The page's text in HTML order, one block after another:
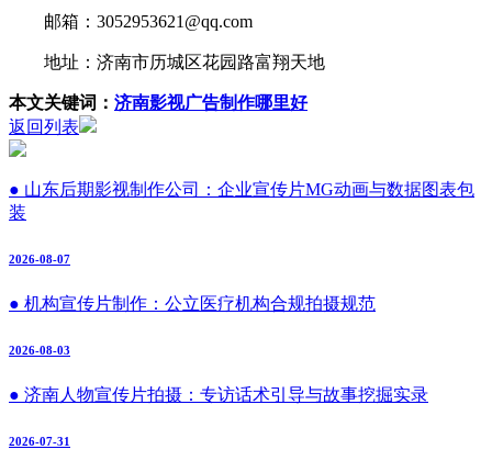
邮箱：3052953621@qq.com
地址：济南市历城区花园路富翔天地
本文关键词： 济南影视广告制作哪里好
返回列表
● 山东后期影视制作公司：企业宣传片MG动画与数据图表包
装
2026-08-07
● 机构宣传片制作：公立医疗机构合规拍摄规范
2026-08-03
● 济南人物宣传片拍摄：专访话术引导与故事挖掘实录
2026-07-31